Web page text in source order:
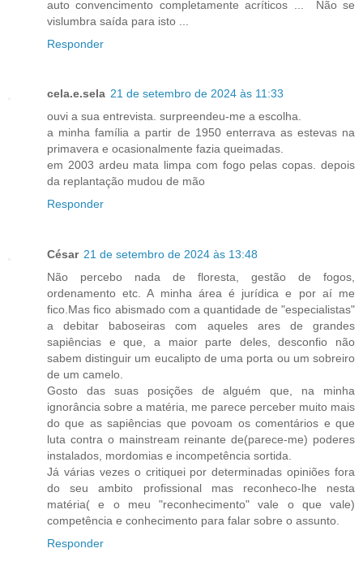
auto convencimento completamente acríticos ... Não se
vislumbra saída para isto ...
Responder
cela.e.sela 21 de setembro de 2024 às 11:33
ouvi a sua entrevista. surpreendeu-me a escolha.
a minha família a partir de 1950 enterrava as estevas na
primavera e ocasionalmente fazia queimadas.
em 2003 ardeu mata limpa com fogo pelas copas. depois
da replantação mudou de mão
Responder
César 21 de setembro de 2024 às 13:48
Não percebo nada de floresta, gestão de fogos,
ordenamento etc. A minha área é jurídica e por aí me
fico.Mas fico abismado com a quantidade de "especialistas"
a debitar baboseiras com aqueles ares de grandes
sapiências e que, a maior parte deles, desconfio não
sabem distinguir um eucalipto de uma porta ou um sobreiro
de um camelo.
Gosto das suas posições de alguém que, na minha
ignorância sobre a matéria, me parece perceber muito mais
do que as sapiências que povoam os comentários e que
luta contra o mainstream reinante de(parece-me) poderes
instalados, mordomias e incompetência sortida.
Já várias vezes o critiquei por determinadas opiniões fora
do seu ambito profissional mas reconheco-lhe nesta
matéria( e o meu "reconhecimento" vale o que vale)
competência e conhecimento para falar sobre o assunto.
Responder